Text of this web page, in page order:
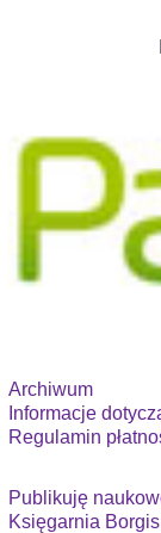
Archiwum
Informacje
Regulamin
Publikuję
Księgarnia Borgis